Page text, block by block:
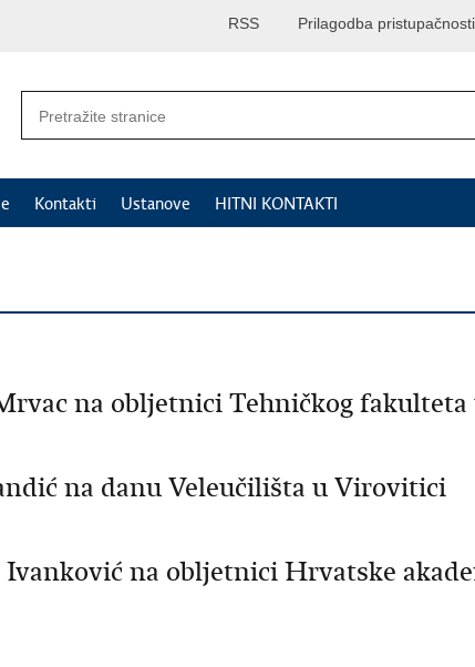
Prilagodba pristupačnosti
RSS
Kontakti Ustanove HITNI KONTAKTI
na obljetnici Tehničkog fakulteta
na danu Veleučilišta u Virovitici
na obljetnici Hrvatske